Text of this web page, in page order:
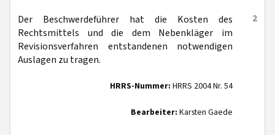
2
Der Beschwerdeführer hat die Kosten des
Rechtsmittels und die dem Nebenkläger im
Revisionsverfahren entstandenen notwendigen
Auslagen zu tragen.
HRRS-Nummer: HRRS 2004 Nr. 54
Bearbeiter: Karsten Gaede